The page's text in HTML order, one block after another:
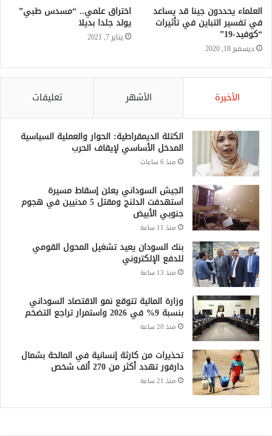
العلماء يحددون جينا قد يساعد
في تفسير التباين في تأثيرات
“كوفيد-19”
ديسمبر 18, 2020
اختراق علمي.. “مسدس طبي”
يولد جلدا بديلا
يناير 7, 2021
الأخيرة الأشهر تعليقات
الكتلة الديمقراطية: الحوار والعملية السياسية
المدخل الأساسي لإيقاف الحرب
منذ 6 ساعات
الجيش السوداني يعلن إسقاط مسيرة
استهدفت الدلنج ومقتل 5 مدنيين في هجوم
جنوبي الأبيض
منذ 11 ساعة
بنك السودان يعيد تشغيل المحول القومي
للدفع الإلكتروني
منذ 13 ساعة
وزارة المالية تتوقع نمو الاقتصاد السوداني
بنسبة 9% في 2026 واستمرار تراجع التضخم
منذ 20 ساعة
تحذيرات من كارثة إنسانية في المالحة بشمال
دارفور تهدد أكثر من 270 ألف شخص
منذ 21 ساعة